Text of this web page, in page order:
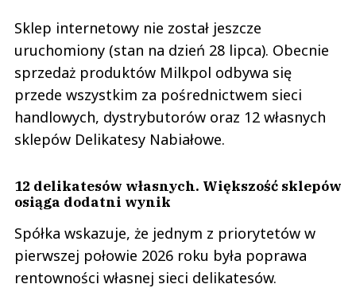
Sklep internetowy nie został jeszcze
uruchomiony (stan na dzień 28 lipca). Obecnie
sprzedaż produktów Milkpol odbywa się
przede wszystkim za pośrednictwem sieci
handlowych, dystrybutorów oraz 12 własnych
sklepów Delikatesy Nabiałowe.
12 delikatesów własnych. Większość sklepów
osiąga dodatni wynik
Spółka wskazuje, że jednym z priorytetów w
pierwszej połowie 2026 roku była poprawa
rentowności własnej sieci delikatesów.